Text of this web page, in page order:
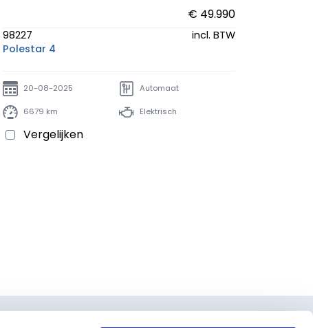
€ 49.990
98227
incl. BTW
Polestar 4
20-08-2025 Automaat
6679 km Elektrisch
Vergelijken